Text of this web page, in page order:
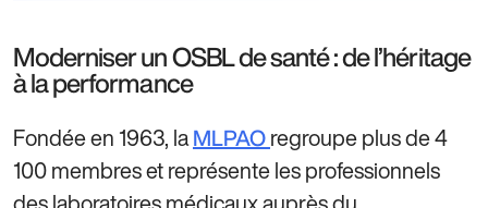
Moderniser un OSBL de santé : de l’héritage
à la performance
Fondée en 1963, laMLPAO regroupe plus de 4
100 membres et représente les professionnels